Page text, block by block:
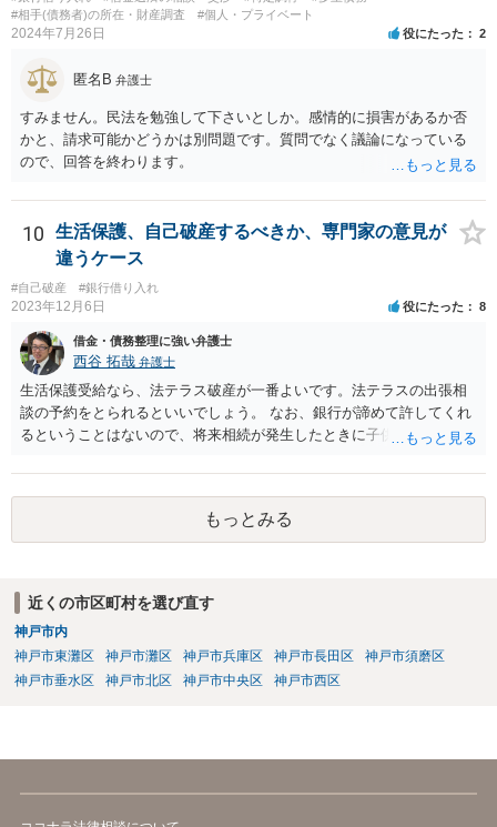
#相手(債務者)の所在・財産調査
#個人・プライベート
2024年7月26日 役にたった 2
匿名B 弁護士
すみません。民法を勉強して下さいとしか。感情的に損害があるか否
かと、請求可能かどうかは別問題です。質問でなく議論になっている
ので、回答を終わります。
10
生活保護、自己破産するべきか、専門家の意見が
違うケース
#自己破産 #銀行借り入れ
2023年12月6日 役にたった 8
借金・債務整理に強い弁護士
西谷 拓哉 弁護士
生活保護受給なら、法テラス破産が一番よいです。法テラスの出張相
談の予約をとられるといいでしょう。 なお、銀行が諦めて許してくれ
るということはないので、将来相続が発生したときに子供が負債を相
段をとることもありますが、今の世代のうちに借金は処理することが
望ましいです。
もっとみる
近くの市区町村を選び直す
神戸市内
神戸市東灘区
神戸市灘区 神戸市兵庫区 神戸市長田区
神戸市須磨区
神戸市垂水区
神戸市北区 神戸市中央区 神戸市西区